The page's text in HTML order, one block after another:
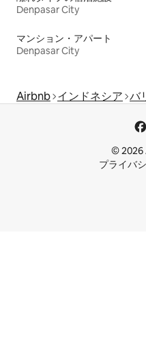
Denpasar City
マンション・アパート
Denpasar City
Airbnb インドネシア バ
© 2026
プライバ